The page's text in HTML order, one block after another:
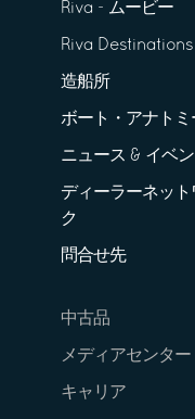
Riva - ムービー
Riva Destinations
造船所
ボート・アナトミ
ニュース & イベン
ディーラーネット
ク
問合せ先
中古品
メディアセンター
キャリア